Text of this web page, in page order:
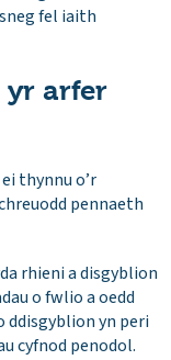
fel iaith
yr arfer
thynnu o’r
pennaeth
rhieni a disgyblion
o fwlio a oedd
ddisgyblion yn peri
cyfnod penodol.